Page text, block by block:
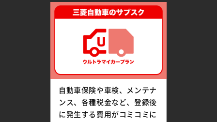
自動車保険や車検、メンテナ
ンス、各種税金など、登録後
に発生する費用がコミコミに